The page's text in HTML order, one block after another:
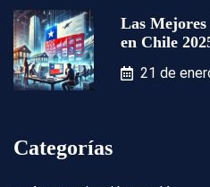
Las Mejores
en Chile
21 de
Categorías